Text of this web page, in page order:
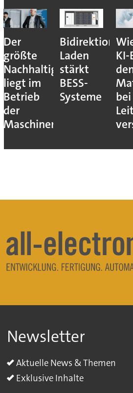
Der
größte
Nachhaltigkeitshebel
liegt im
Betrieb
der
Maschinen
Laden
stärkt
BESS-
Systeme
bei
Newsletter
Aktuelle News & Themen
Exklusive Inhalte